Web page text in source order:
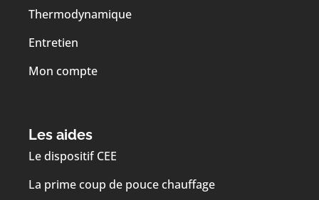
Thermodynamique
Entretien
Mon compte
Les aides
Le dispositif CEE
La prime coup de pouce chauffage